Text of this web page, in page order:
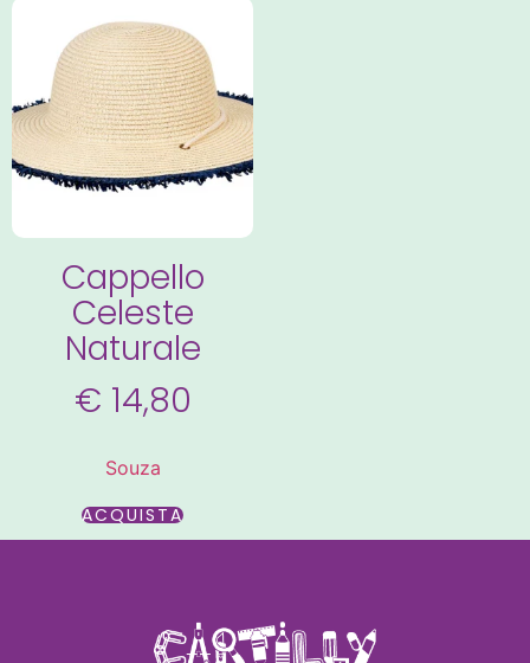
Cappello
Celeste
Naturale
€ 14,80
Souza
ACQUISTA